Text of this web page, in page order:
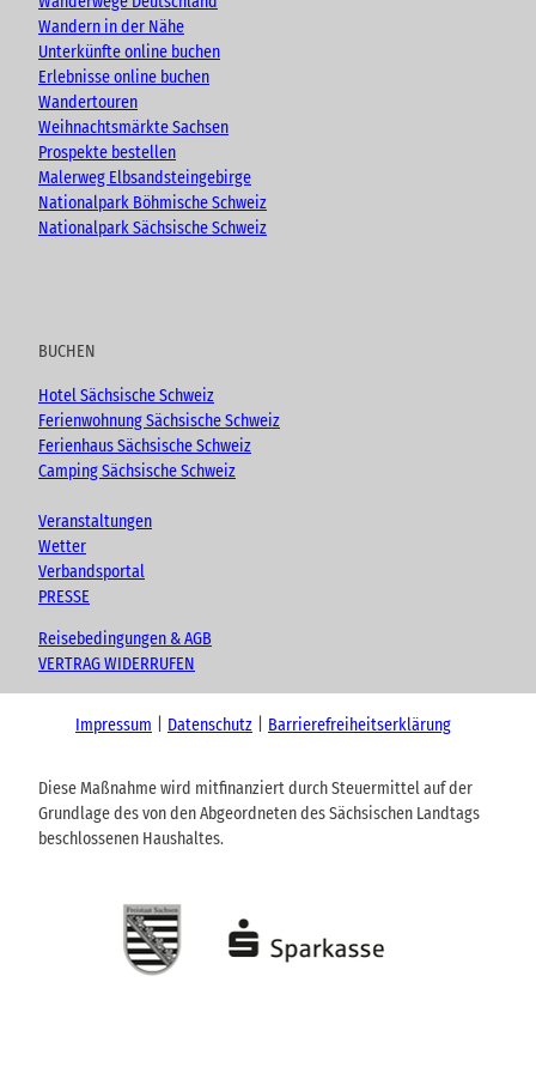
Wandern in der Nähe
Unterkünfte online buchen
Erlebnisse online buchen
Wandertouren
Weihnachtsmärkte Sachsen
Prospekte bestellen
Malerweg Elbsandsteingebirge
Nationalpark Böhmische Schweiz
Nationalpark Sächsische Schweiz
BUCHEN
Hotel Sächsische Schweiz
Ferienwohnung Sächsische Schweiz
Ferienhaus Sächsische Schweiz
Camping Sächsische Schweiz
Veranstaltungen
Wetter
Verbandsportal
PRESSE
Reisebedingungen & AGB
VERTRAG WIDERRUFEN
Impressum Datenschutz Barrierefreiheitserklärung
Diese Maßnahme wird mitfinanziert durch Steuermittel auf der
Grundlage des von den Abgeordneten des Sächsischen Landtags
beschlossenen Haushaltes.